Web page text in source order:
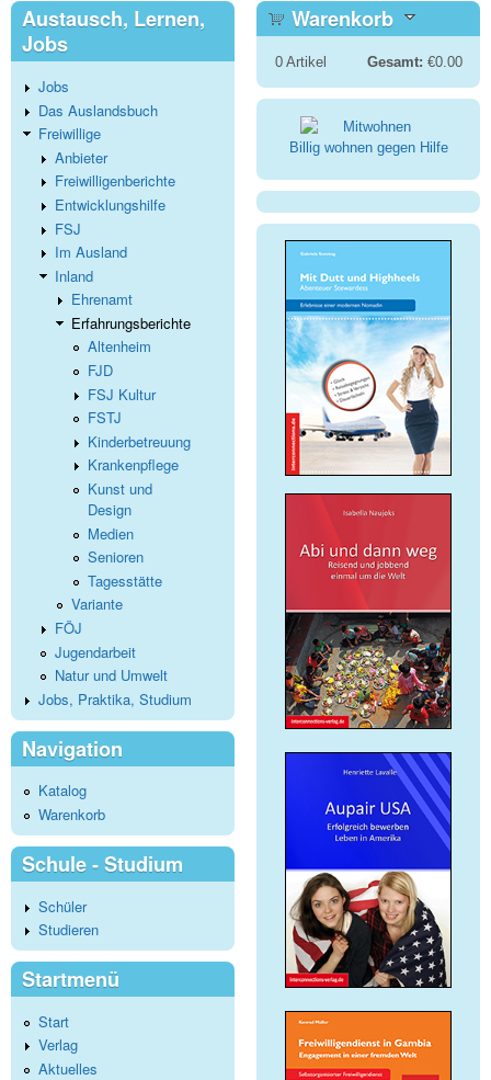
Austausch, Lernen,
Jobs
Jobs
Das Auslandsbuch
Freiwillige
Anbieter
Freiwilligenberichte
Entwicklungshilfe
FSJ
Im Ausland
Inland
Ehrenamt
Erfahrungsberichte
Altenheim
FJD
FSJ Kultur
FSTJ
Kinderbetreuung
Krankenpflege
Kunst und
Design
Medien
Senioren
Tagesstätte
Variante
FÖJ
Jugendarbeit
Natur und Umwelt
Jobs, Praktika, Studium
Navigation
Katalog
Warenkorb
Schule - Studium
Schüler
Studieren
Startmenü
Start
Verlag
Aktuelles
Warenkorb
0Artikel Gesamt: €0.00
Billig wohnen gegen Hilfe